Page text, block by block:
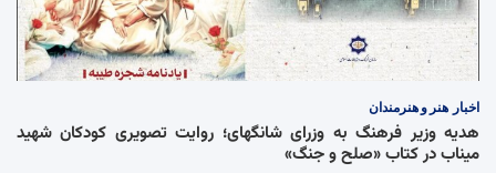
اخبار هنر و هنرمندان
هدیه وزیر فرهنگ به وزرای شانگهای؛ روایت تصویری کودکان شهید
میناب در کتاب «صلح و جنگ»